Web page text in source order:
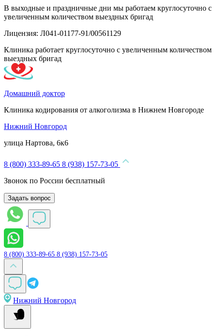
В выходные и праздничные дни мы работаем круглосуточно с
увеличенным количеством выездных бригад
Лицензия: Л041-01177-91/00561129
Клиника работает круглосуточно с увеличенным количеством
выездных бригад
Домашний доктор
Клиника кодирования от алкоголизма в Нижнем Новгороде
Нижний Новгород
улица Нартова, 6к6
8 (800) 333-89-65 8 (938) 157-73-05
Звонок по России бесплатный
Задать вопрос
8 (800) 333-89-65 8 (938) 157-73-05
Нижний Новгород